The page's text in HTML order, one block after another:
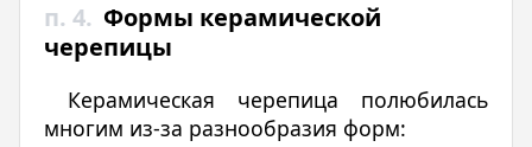
п. 4. Формы керамической
черепицы
Керамическая черепица полюбилась
многим из-за разнообразия форм: